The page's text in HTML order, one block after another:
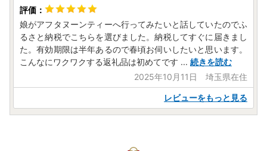
娘がアフタヌーンティーへ行ってみたいと話していたのでふ
るさと納税でこちらを選びました。納税してすぐに届きまし
た。有効期限は半年あるので春頃お伺いしたいと思います。
こんなにワクワクする返礼品は初めてです ... 続きを読む
2025年10月11日 埼玉県在住
レビューをもっと見る